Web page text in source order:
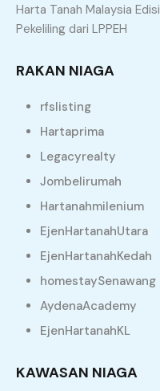
Bekerja dalam
bukan? Kami
menjual hartanah anda
JADI APA
APA
Hubungi saya
Ejen Hartanah
memastikan setiap
lancar, telus, dan
Harta Tanah Malaysia
Pekeliling dari LPPEH
RAKAN NIAGA
rfslisting
Hartaprima
Legacyrealty
Jombelirumah
Hartanahmilenium
EjenHartanahUtara
EjenHartanahKedah
homestaySenawang
AydenaAcademy
EjenHartanahKL
KAWASAN NIAGA